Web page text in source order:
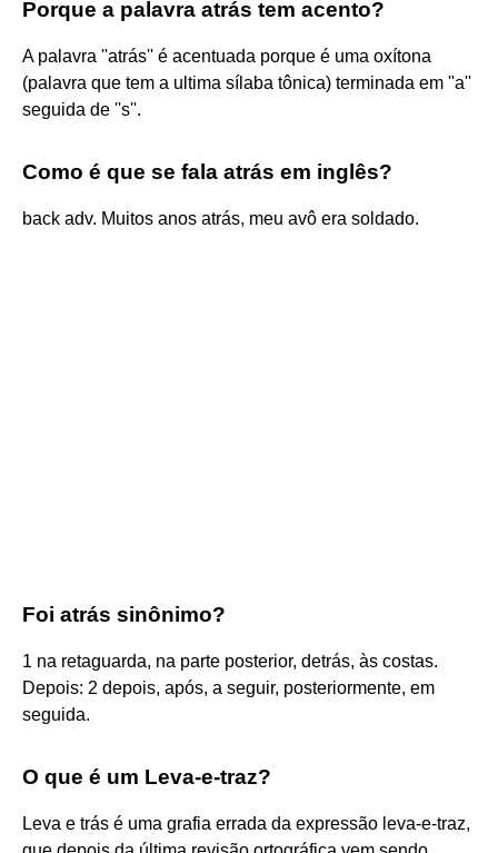
Porque a palavra atrás tem acento?
A palavra ''atrás'' é acentuada porque é uma oxítona
(palavra que tem a ultima sílaba tônica) terminada em ''a''
seguida de ''s''.
Como é que se fala atrás em inglês?
back adv. Muitos anos atrás, meu avô era soldado.
Foi atrás sinônimo?
1 na retaguarda, na parte posterior, detrás, às costas.
Depois: 2 depois, após, a seguir, posteriormente, em
seguida.
O que é um Leva-e-traz?
Leva e trás é uma grafia errada da expressão leva-e-traz,